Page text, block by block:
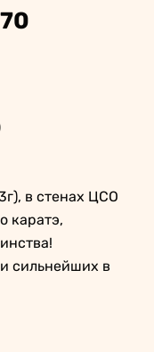
в стенах ЦСО
каратэ,
сильнейших в